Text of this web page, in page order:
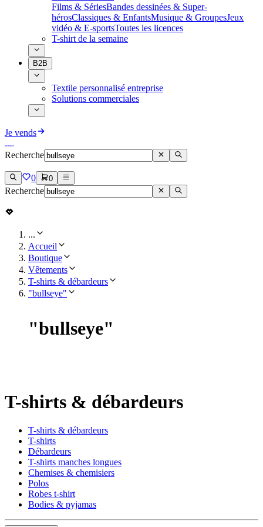
Films & SériesBandes dessinées & Super-
hérosClassiques & EnfantsMusique & GroupesJeux
vidéo & E-sportsToutes les licences
T-shirt de la semaine
B2B
Textile personnalisé entreprise
Solutions commerciales
Je vends
Recherche
0 0
Recherche
...
Accueil
Boutique
Vêtements
T-shirts & débardeurs
"bullseye"
"bullseye"
T-shirts & débardeurs
T-shirts & débardeurs
T-shirts
Débardeurs
T-shirts manches longues
Chemises & chemisiers
Polos
Robes t-shirt
Bodies & pyjamas